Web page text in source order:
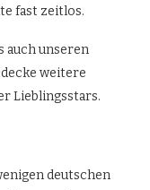
fast zeitlos.
auch unseren
weitere
Lieblingsstars.
deutschen